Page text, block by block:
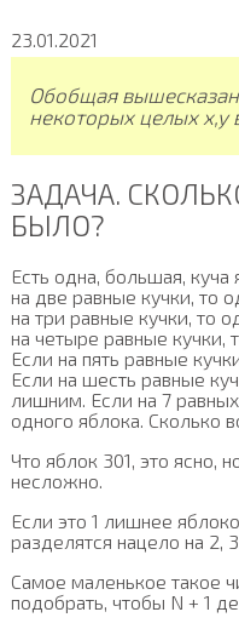
23.01.2021
Обобщая
некоторых целых x,y
ЗАДАЧА.
БЫЛО?
Есть одна, большая,
на две равные кучки, то
на три равные кучки, то
на четыре равные кучки,
Если на пять равные
Если на шесть равные
лишним. Если на 7 равных
одного яблока. Сколько
Что яблок 301, это ясно,
несложно.
Если это 1 лишнее
разделятся нацело на 2,
Самое маленькое такое
подобрать, чтобы N + 1